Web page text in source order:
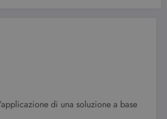
di una soluzione a base